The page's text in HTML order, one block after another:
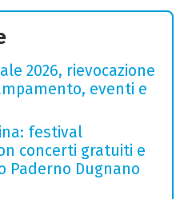
2026, rievocazione
eventi e
festival
concerti gratuiti e
Paderno Dugnano